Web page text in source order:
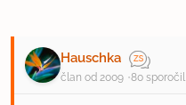
Hauschka
član od 2009 80 sporočil